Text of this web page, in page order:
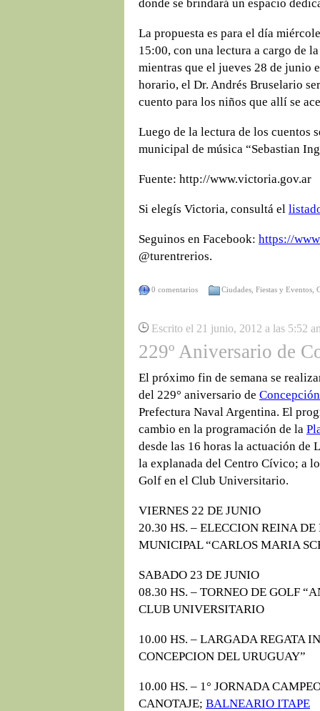
donde se brindará un espacio
La propuesta es para el día
15:00, con una lectura a cargo de
mientras que el jueves 28 de junio
horario, el Dr. Andrés Bruselario
cuento para los niños que allí se
Luego de la lectura de los cuentos
municipal de música “Sebastian
Fuente: http://www.victoria.gov.ar
Si elegís Victoria, consultá el
Seguinos en Facebook: https://
@turentrerios.
0 comentarios Ciudades Fiestas y Eventos
Escrito el 21 junio, 2012 a las 5:52
229º Aniversario de
El próximo fin de semana se
del 229° aniversario de
Prefectura Naval Argentina. El
cambio en la programación de la
desde las 16 horas la actuación de
la explanada del Centro Cívico; a
Golf en el Club Universitario.
VIERNES 22 DE JUNIO
20.30 HS. – ELECCION REINA
MUNICIPAL “CARLOS MARIA
SABADO 23 DE JUNIO
08.30 HS. – TORNEO DE GOLF
CLUB UNIVERSITARIO
10.00 HS. – LARGADA REGATA
CONCEPCION DEL URUGUAY”
10.00 HS. – 1° JORNADA
CANOTAJE; BALNEARIO ITAPE